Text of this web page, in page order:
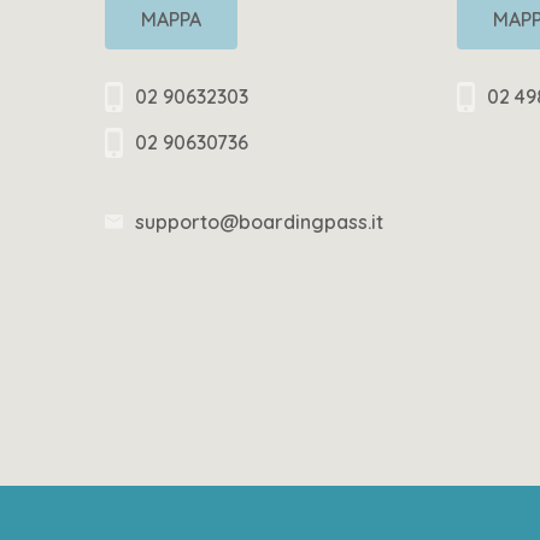
MAPPA
02 90632303
02 90630736
supporto@boardingpass.it
02